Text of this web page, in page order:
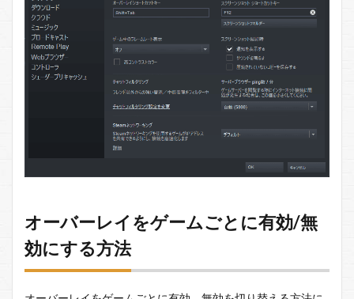
オーバーレイをゲームごとに有効/無
効にする方法